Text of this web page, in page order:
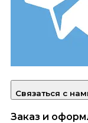
Связаться с
Заказ и